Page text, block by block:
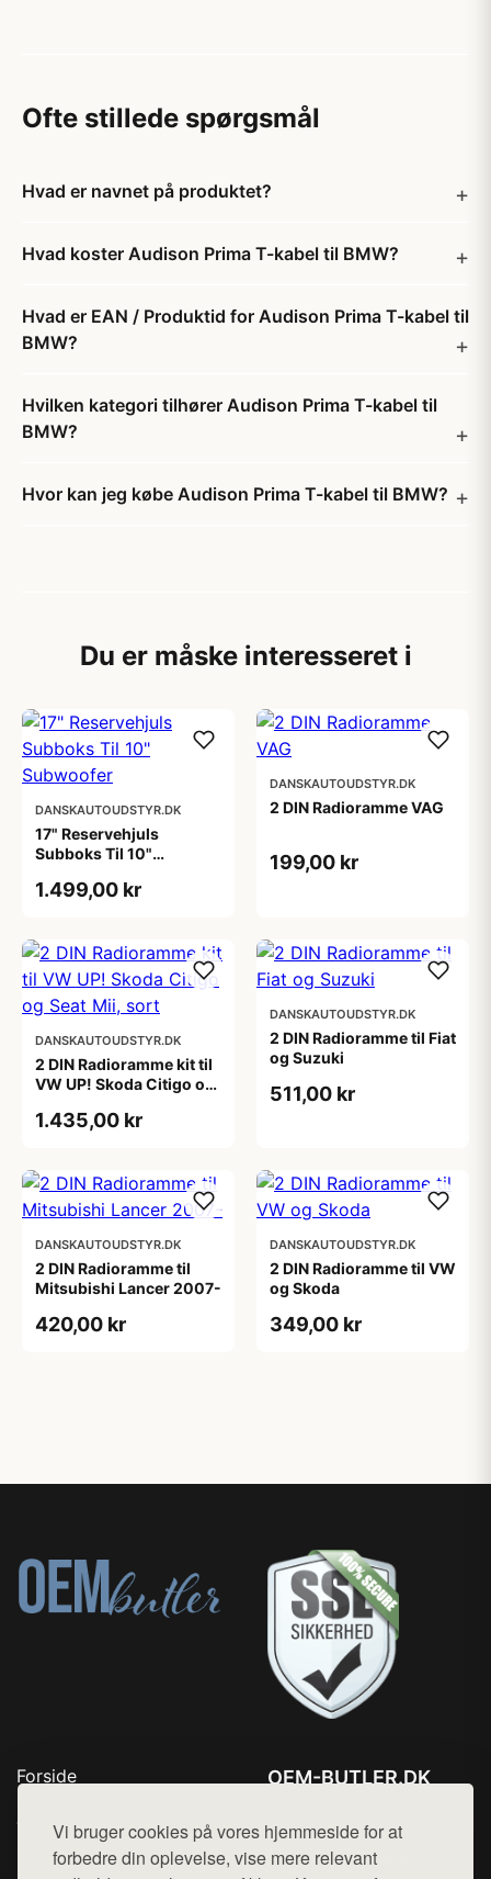
Vi bruger cookies på vores hjemmeside for at
forbedre din oplevelse, vise mere relevant
Ofte stillede spørgsmål
Hvad er navnet på produktet?
Hvad koster Audison Prima T-kabel til BMW?
Hvad er EAN / Produktid for Audison Prima T-kabel til
BMW?
Hvilken kategori tilhører Audison Prima T-kabel til
BMW?
Hvor kan jeg købe Audison Prima T-kabel til BMW?
Du er måske interesseret i
DANSKAUTOUDSTYR.DK
17" Reservehjuls
Subboks Til 10"
1.499,00 kr
DANSKAUTOUDSTYR.DK
2 DIN Radioramme VAG
199,00 kr
DANSKAUTOUDSTYR.DK
2 DIN Radioramme kit til
VW UP! Skoda Citigo og
1.435,00 kr
DANSKAUTOUDSTYR.DK
2 DIN Radioramme til Fiat
og Suzuki
511,00 kr
DANSKAUTOUDSTYR.DK
2 DIN Radioramme til
Mitsubishi Lancer 2007-
420,00 kr
DANSKAUTOUDSTYR.DK
2 DIN Radioramme til VW
og Skoda
349,00 kr
Forside
Top Rabatter
Blog
OEM-BUTLER.DK
Mail: hej@want.dk